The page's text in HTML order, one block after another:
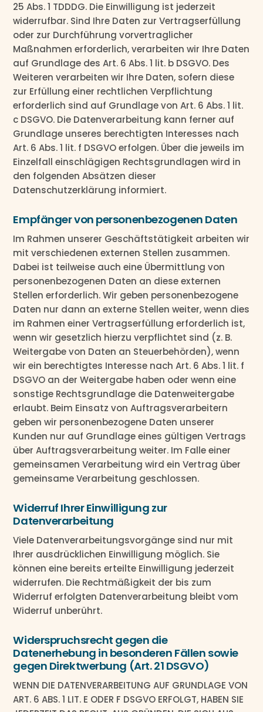
25 Abs. 1 TDDDG. Die Einwilligung ist jederzeit
widerrufbar. Sind Ihre Daten zur Vertragserfüllung
oder zur Durchführung vorvertraglicher
Maßnahmen erforderlich, verarbeiten wir Ihre Daten
auf Grundlage des Art. 6 Abs. 1 lit. b DSGVO. Des
Weiteren verarbeiten wir Ihre Daten, sofern diese
zur Erfüllung einer rechtlichen Verpflichtung
erforderlich sind auf Grundlage von Art. 6 Abs. 1 lit.
c DSGVO. Die Datenverarbeitung kann ferner auf
Grundlage unseres berechtigten Interesses nach
Art. 6 Abs. 1 lit. f DSGVO erfolgen. Über die jeweils im
Einzelfall einschlägigen Rechtsgrundlagen wird in
den folgenden Absätzen dieser
Datenschutzerklärung informiert.
Empfänger von personenbezogenen Daten
Im Rahmen unserer Geschäftstätigkeit arbeiten wir
mit verschiedenen externen Stellen zusammen.
Dabei ist teilweise auch eine Übermittlung von
personenbezogenen Daten an diese externen
Stellen erforderlich. Wir geben personenbezogene
Daten nur dann an externe Stellen weiter, wenn dies
im Rahmen einer Vertragserfüllung erforderlich ist,
wenn wir gesetzlich hierzu verpflichtet sind (z. B.
Weitergabe von Daten an Steuerbehörden), wenn
wir ein berechtigtes Interesse nach Art. 6 Abs. 1 lit. f
DSGVO an der Weitergabe haben oder wenn eine
sonstige Rechtsgrundlage die Datenweitergabe
erlaubt. Beim Einsatz von Auftragsverarbeitern
geben wir personenbezogene Daten unserer
Kunden nur auf Grundlage eines gültigen Vertrags
über Auftragsverarbeitung weiter. Im Falle einer
gemeinsamen Verarbeitung wird ein Vertrag über
gemeinsame Verarbeitung geschlossen.
Widerruf Ihrer Einwilligung zur
Datenverarbeitung
Viele Datenverarbeitungsvorgänge sind nur mit
Ihrer ausdrücklichen Einwilligung möglich. Sie
können eine bereits erteilte Einwilligung jederzeit
widerrufen. Die Rechtmäßigkeit der bis zum
Widerruf erfolgten Datenverarbeitung bleibt vom
Widerruf unberührt.
Widerspruchsrecht gegen die
Datenerhebung in besonderen Fällen sowie
gegen Direktwerbung (Art. 21 DSGVO)
WENN DIE DATENVERARBEITUNG AUF GRUNDLAGE VON
ART. 6 ABS. 1 LIT. E ODER F DSGVO ERFOLGT, HABEN SIE